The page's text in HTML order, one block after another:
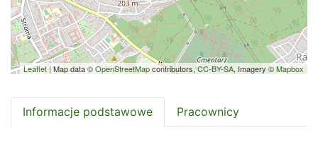
Leaflet | Map data ©OpenStreetMapcontributors,CC-BY-SA, Imagery ©Mapbox
Informacje podstawowe Pracownicy